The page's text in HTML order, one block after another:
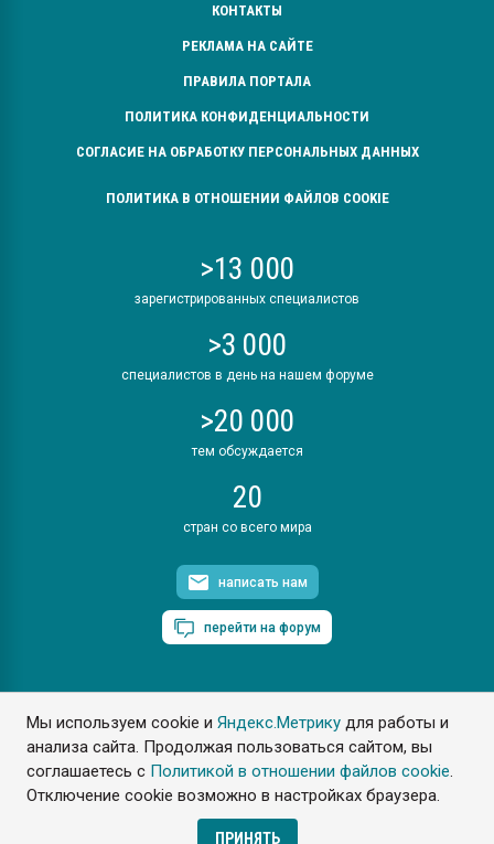
Мы используем cookie иЯндекс.Метрику для работы и
анализа сайта. Продолжая пользоваться сайтом, вы
соглашаетесь с Политикой в отношении файлов cookie.
Отключение cookie возможно в настройках браузера.
ПРИНЯТЬ
КОНТАКТЫ
РЕКЛАМА НА САЙТЕ
ПРАВИЛА ПОРТАЛА
ПОЛИТИКА КОНФИДЕНЦИАЛЬНОСТИ
СОГЛАСИЕ НА ОБРАБОТКУ ПЕРСОНАЛЬНЫХ ДАННЫХ
ПОЛИТИКА В ОТНОШЕНИИ ФАЙЛОВ COOKIE
>13 000
зарегистрированных специалистов
>3 000
специалистов в день на нашем форуме
>20 000
тем обсуждается
20
стран со всего мира
написать нам
перейти на форум
ПластЭксперт © 2006. Все права защищены
Разрешается копирование материалов сайта с обязательной
ссылкой на www.e-plastic.ru
Разработка сайта